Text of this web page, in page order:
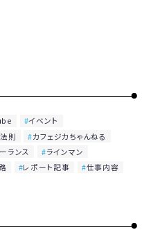
イベント
則
カフェジカちゃんねる
ランス
ラインマン
レポート記事 仕事内容